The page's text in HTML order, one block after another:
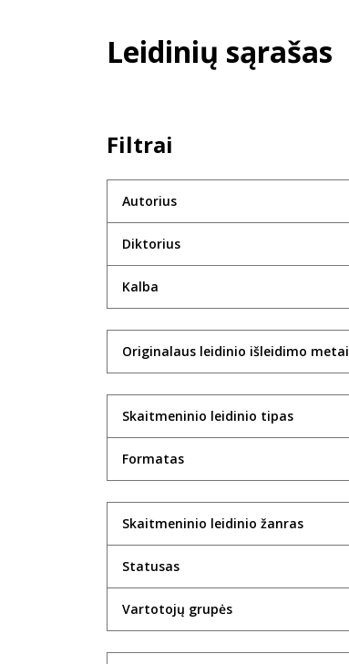
Leidinių sąrašas
Filtrai
Autorius
Diktorius
Kalba
Originalaus leidinio išleidimo metai
Skaitmeninio leidinio tipas
Formatas
Skaitmeninio leidinio žanras
Statusas
Vartotojų grupės